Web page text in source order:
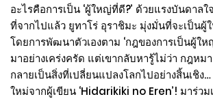
อะไรคือการเป็น ‘ผู้ใหญ่ที่ดี?’ ด้วยแรงบันดาล
ที่จากไปแล้ว ยูทาโร่ อุราชิมะ มุ่งมั่นที่จะเป็น
โดยการพัฒนาตัวเองตาม ‘กฎของการเป็นผู้ให
มาอย่างเคร่งครัด แต่เขากลับหารู้ไม่ว่า กฎหม
กลายเป็นสิ่งที่เปลี่ยนแปลงโลกไปอย่างสิ้นเชิง…
ใหม่จากผู้เขียน ‘Hidarikiki no Eren’! มาร่ว